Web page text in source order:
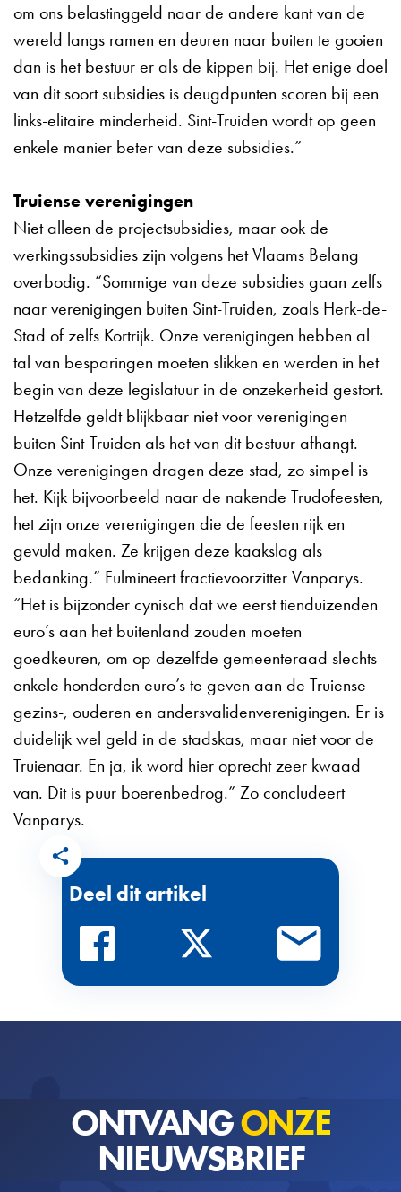
om ons belastinggeld naar de andere kant van de
wereld langs ramen en deuren naar buiten te gooien
dan is het bestuur er als de kippen bij. Het enige doel
van dit soort subsidies is deugdpunten scoren bij een
links-elitaire minderheid. Sint-Truiden wordt op geen
enkele manier beter van deze subsidies.”
Truiense verenigingen
Niet alleen de projectsubsidies, maar ook de
werkingssubsidies zijn volgens het Vlaams Belang
overbodig. “Sommige van deze subsidies gaan zelfs
naar verenigingen buiten Sint-Truiden, zoals Herk-de-
Stad of zelfs Kortrijk. Onze verenigingen hebben al
tal van besparingen moeten slikken en werden in het
begin van deze legislatuur in de onzekerheid gestort.
Hetzelfde geldt blijkbaar niet voor verenigingen
buiten Sint-Truiden als het van dit bestuur afhangt.
Onze verenigingen dragen deze stad, zo simpel is
het. Kijk bijvoorbeeld naar de nakende Trudofeesten,
het zijn onze verenigingen die de feesten rijk en
gevuld maken. Ze krijgen deze kaakslag als
bedanking.” Fulmineert fractievoorzitter Vanparys.
“Het is bijzonder cynisch dat we eerst tienduizenden
euro’s aan het buitenland zouden moeten
goedkeuren, om op dezelfde gemeenteraad slechts
enkele honderden euro’s te geven aan de Truiense
gezins-, ouderen en andersvalidenverenigingen. Er is
duidelijk wel geld in de stadskas, maar niet voor de
Truienaar. En ja, ik word hier oprecht zeer kwaad
van. Dit is puur boerenbedrog.” Zo concludeert
Vanparys.
Deel dit artikel
ONTVANGONZE
NIEUWSBRIEF